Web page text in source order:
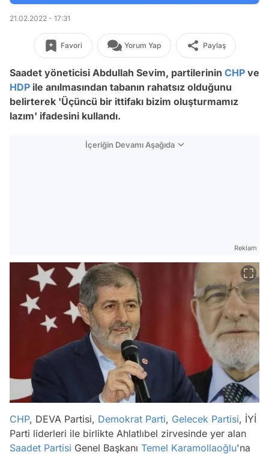
21.02.2022 - 17:31
Favori Yorum Yap Paylaş
Saadet yöneticisi Abdullah Sevim, partilerinin CHP ve
HDP ile anılmasından tabanın rahatsız olduğunu
belirterek 'Üçüncü bir ittifakı bizim oluşturmamız
lazım' ifadesini kullandı.
İçeriğin Devamı Aşağıda
Reklam
CHP, DEVA Partisi, Demokrat Parti, Gelecek Partisi, İYİ
Parti liderleri ile birlikte Ahlatlıbel zirvesinde yer alan
Saadet Partisi Genel Başkanı Temel Karamollaoğlu'na